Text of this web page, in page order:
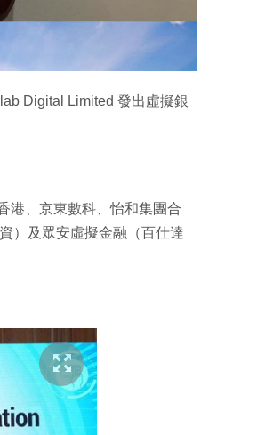
Digital Limited 發出虛擬銀
港、京東數科、怡和集團合
）及眾安虛擬金融（百仕達